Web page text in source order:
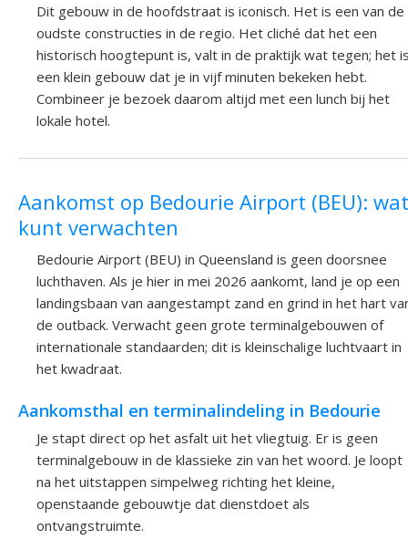
Dit gebouw in de hoofdstraat is iconisch. Het is een van de
oudste constructies in de regio. Het cliché dat het een
historisch hoogtepunt is, valt in de praktijk wat tegen; het
een klein gebouw dat je in vijf minuten bekeken hebt.
Combineer je bezoek daarom altijd met een lunch bij het
lokale hotel.
Aankomst op Bedourie Airport (BEU):
kunt verwachten
Bedourie Airport (BEU) in Queensland is geen doorsnee
luchthaven. Als je hier in mei 2026 aankomt, land je op een
landingsbaan van aangestampt zand en grind in het hart
de outback. Verwacht geen grote terminalgebouwen of
internationale standaarden; dit is kleinschalige luchtvaart in
het kwadraat.
Aankomsthal en terminalindeling in Bedourie
Je stapt direct op het asfalt uit het vliegtuig. Er is geen
terminalgebouw in de klassieke zin van het woord. Je loopt
na het uitstappen simpelweg richting het kleine,
openstaande gebouwtje dat dienstdoet als
ontvangstruimte.